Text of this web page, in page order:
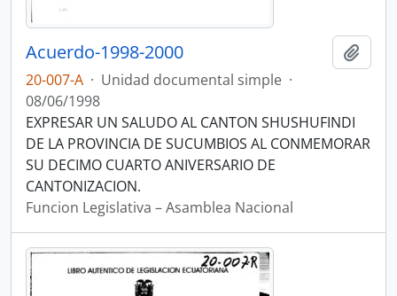
Acuerdo-1998-2000
20-007-A · Unidad documental simple ·
08/06/1998
EXPRESAR UN SALUDO AL CANTON SHUSHUFINDI
DE LA PROVINCIA DE SUCUMBIOS AL CONMEMORAR
SU DECIMO CUARTO ANIVERSARIO DE
CANTONIZACION.
Funcion Legislativa – Asamblea Nacional